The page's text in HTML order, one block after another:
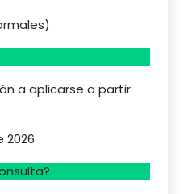
a aplicarse a partir
2026